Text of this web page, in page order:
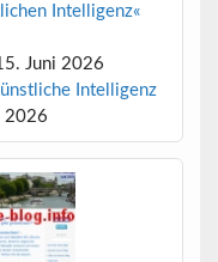
Intelligenz«
Juni 2026
Intelligenz
2026